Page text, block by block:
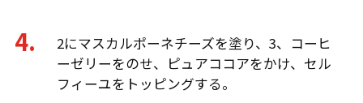
2にマスカルポーネチーズを塗り、3、コーヒ
ーゼリーをのせ、ピュアココアをかけ、セル
フィーユをトッピングする。